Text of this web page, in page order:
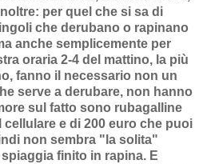
per quel che si sa di
che derubano o rapinano
anche semplicemente per
oraria 2-4 del mattino, la più
fanno il necessario non un
serve a derubare, non hanno
sul fatto sono rubagalline
e di 200 euro che puoi
non sembra "la solita"
finito in rapina. E